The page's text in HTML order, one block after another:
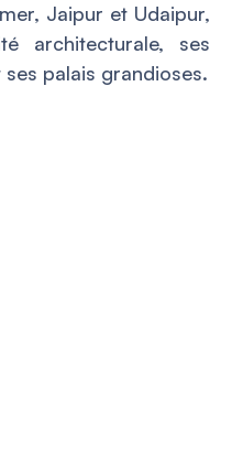
Jaipur et Udaipur,
architecturale, ses
palais grandioses.